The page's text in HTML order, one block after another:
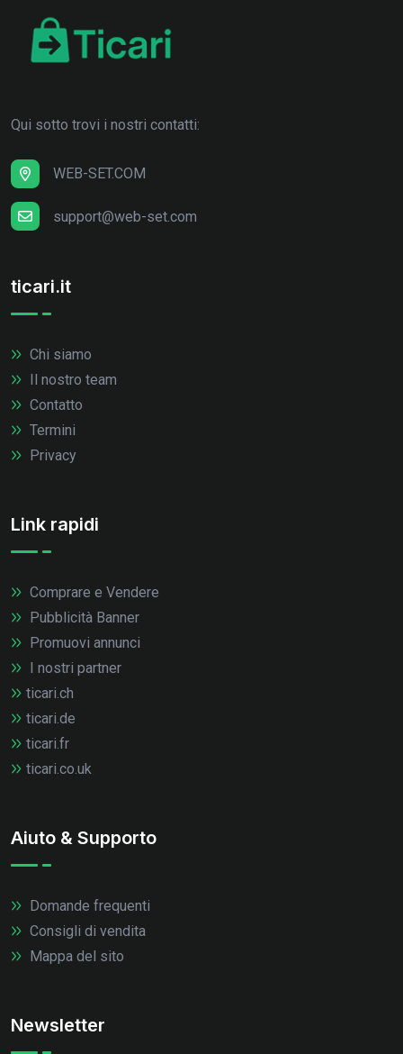
Qui sotto trovi i nostri contatti:
WEB-SET.COM
support@web-set.com
ticari.it
Chi siamo
Il nostro team
Contatto
Termini
Privacy
Link rapidi
Comprare e Vendere
Pubblicità Banner
Promuovi annunci
I nostri partner
ticari.ch
ticari.de
ticari.fr
ticari.co.uk
Aiuto & Supporto
Domande frequenti
Consigli di vendita
Mappa del sito
Newsletter